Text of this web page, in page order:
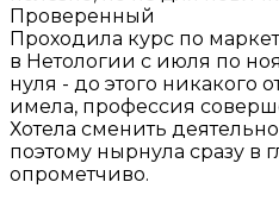
Проверенный
Проходила курс по
в Нетологии с июля по
нуля - до этого никакого
имела, профессия
Хотела сменить
поэтому нырнула сразу в
опрометчиво.